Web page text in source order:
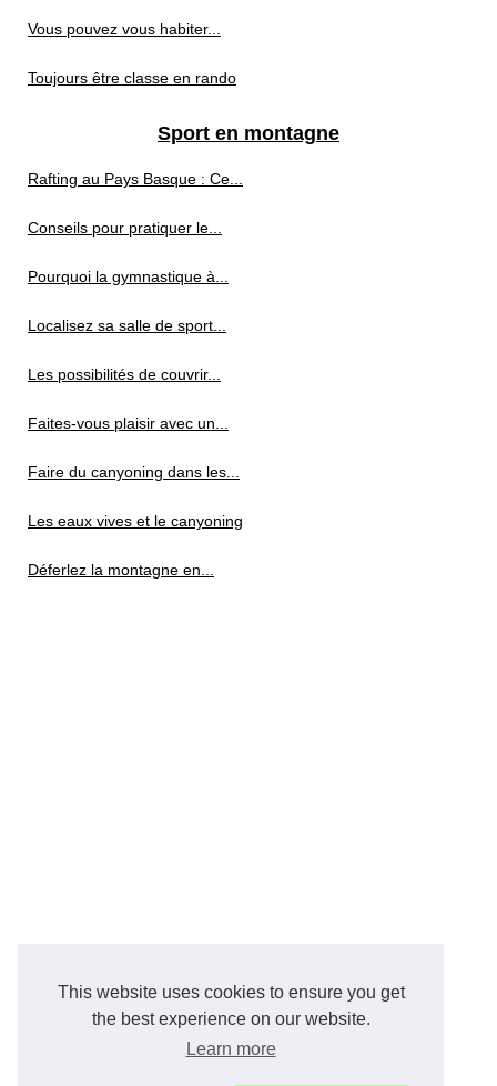
This website uses cookies to ensure you get
the best experience on our website.
Learn more
Vous pouvez vous habiter...
Toujours être classe en rando
Sport en montagne
Rafting au Pays Basque : Ce...
Conseils pour pratiquer le...
Pourquoi la gymnastique à...
Localisez sa salle de sport...
Les possibilités de couvrir...
Faites-vous plaisir avec un...
Faire du canyoning dans les...
Les eaux vives et le canyoning
Déferlez la montagne en...